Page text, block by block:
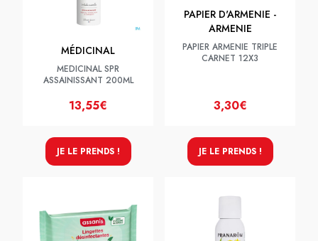
MÉDICINAL
MEDICINAL SPR
ASSAINISSANT 200ML
13,55€
JE LE PRENDS !
PAPIER D'ARMENIE -
ARMENIE
PAPIER ARMENIE TRIPLE
CARNET 12X3
3,30€
JE LE PRENDS !